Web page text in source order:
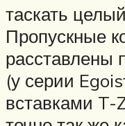
таскать
Пропускные
расставлены
(у серии
вставками T-